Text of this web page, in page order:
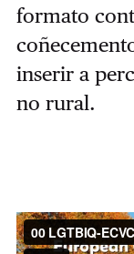
formato
inserir a
no rural.